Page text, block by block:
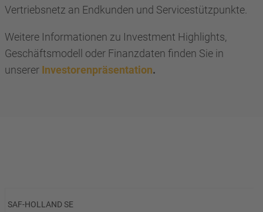
Vertriebsnetz an Endkunden und Servicestützpunkte.
Weitere Informationen zu Investment Highlights,
Geschäftsmodell oder Finanzdaten finden Sie in
unserer Investorenpräsentation.
SAF-HOLLAND SE